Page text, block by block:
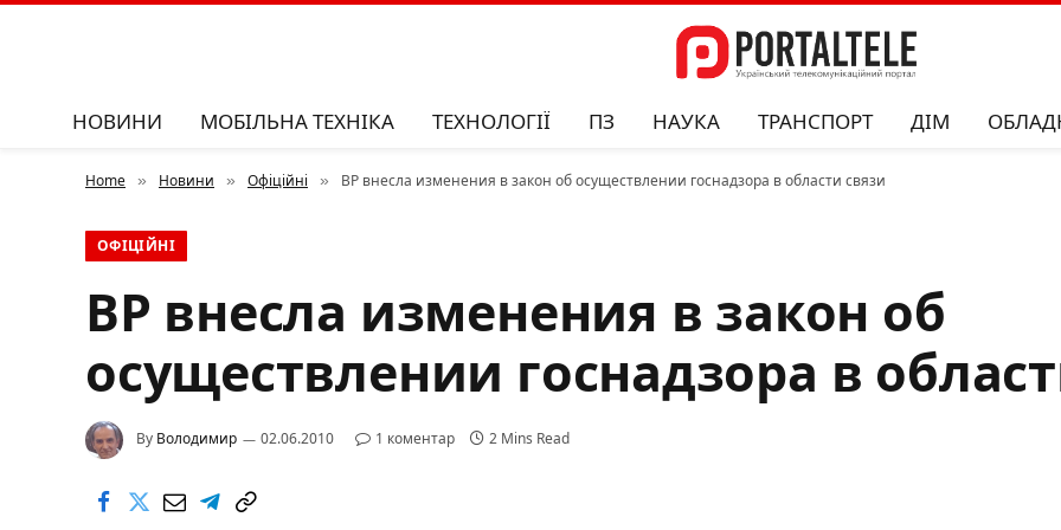
НОВИНИ МОБІЛЬНА ТЕХНІКА ТЕХНОЛОГІЇ ПЗ НАУКА ТРАНСПОРТ ДІМ
Home » Новини » Офіційні » ВР внесла изменения в закон об осуществлении госнадзора в области связи
ОФІЦІЙНІ
ВР внесла изменения в закон об
осуществлении госнадзора в
By Володимир 02.06.2010 1 коментар 2 Mins Read